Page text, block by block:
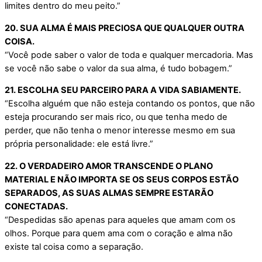
limites dentro do meu peito.”
20. SUA ALMA É MAIS PRECIOSA QUE QUALQUER OUTRA
COISA.
“Você pode saber o valor de toda e qualquer mercadoria. Mas
se você não sabe o valor da sua alma, é tudo bobagem.”
21. ESCOLHA SEU PARCEIRO PARA A VIDA SABIAMENTE.
“Escolha alguém que não esteja contando os pontos, que não
esteja procurando ser mais rico, ou que tenha medo de
perder, que não tenha o menor interesse mesmo em sua
própria personalidade: ele está livre.”
22. O VERDADEIRO AMOR TRANSCENDE O PLANO
MATERIAL E NÃO IMPORTA SE OS SEUS CORPOS ESTÃO
SEPARADOS, AS SUAS ALMAS SEMPRE ESTARÃO
CONECTADAS.
“Despedidas são apenas para aqueles que amam com os
olhos. Porque para quem ama com o coração e alma não
existe tal coisa como a separação.